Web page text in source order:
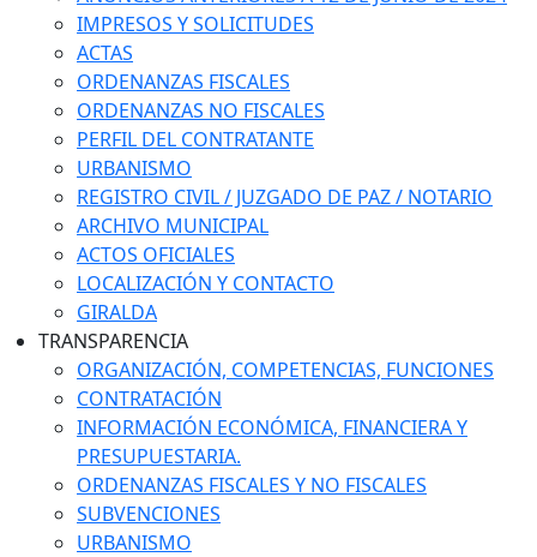
IMPRESOS Y SOLICITUDES
ACTAS
ORDENANZAS FISCALES
ORDENANZAS NO FISCALES
PERFIL DEL CONTRATANTE
URBANISMO
REGISTRO CIVIL / JUZGADO DE PAZ / NOTARIO
ARCHIVO MUNICIPAL
ACTOS OFICIALES
LOCALIZACIÓN Y CONTACTO
GIRALDA
TRANSPARENCIA
ORGANIZACIÓN, COMPETENCIAS, FUNCIONES
CONTRATACIÓN
INFORMACIÓN ECONÓMICA, FINANCIERA Y
PRESUPUESTARIA.
ORDENANZAS FISCALES Y NO FISCALES
SUBVENCIONES
URBANISMO